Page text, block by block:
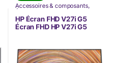
Accessoires & composants,
Écran PC
INFORMATIQUE
Informatique,Lenovo,Nos
Marques
HP Écran FHD V27i G5
Écran FHD HP V27i G5